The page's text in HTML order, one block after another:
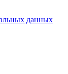
данных